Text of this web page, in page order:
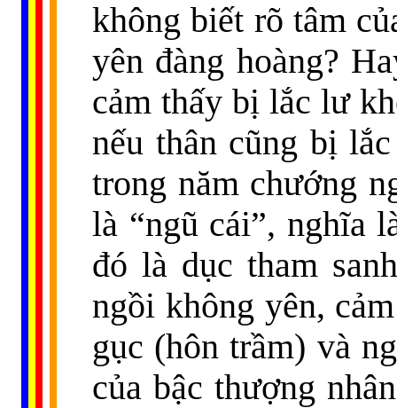
không biết rõ tâm
yên đàng hoàng?
cảm thấy bị lắc lư
nếu thân cũng bị
trong năm chướng
là “ngũ cái”, nghĩa
đó là dục tham
ngồi không yên,
gục (hôn trầm) và
của bậc thượng